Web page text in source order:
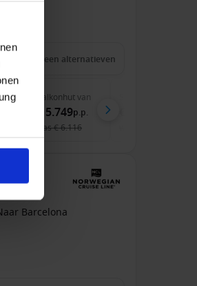
Geen alternatieven
Balkonhutvan
€ 5.749p.p.
was€ 6.116
Barcelona